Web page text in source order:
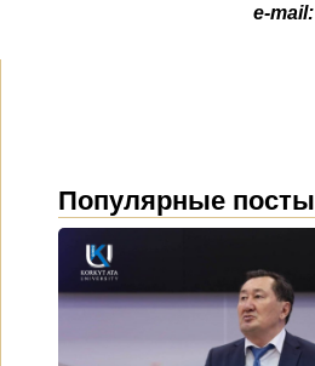
e-mail:
Популярные посты